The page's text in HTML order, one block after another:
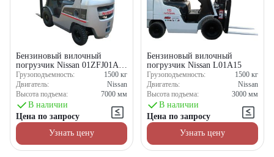
Бензиновый вилочный
погрузчик Nissan 01ZFJ01A
M 15U
Грузоподъемность: 1500 кг
Двигатель:
Nissan
Высота подъема:
7000 мм
В наличии
Цена по запросу
Узнать цену
Бензиновый вилочный
погрузчик Nissan L01A15
Грузоподъемность: 1500 кг
Двигатель:
Nissan
Высота подъема:
3000 мм
В наличии
Цена по запросу
Узнать цену